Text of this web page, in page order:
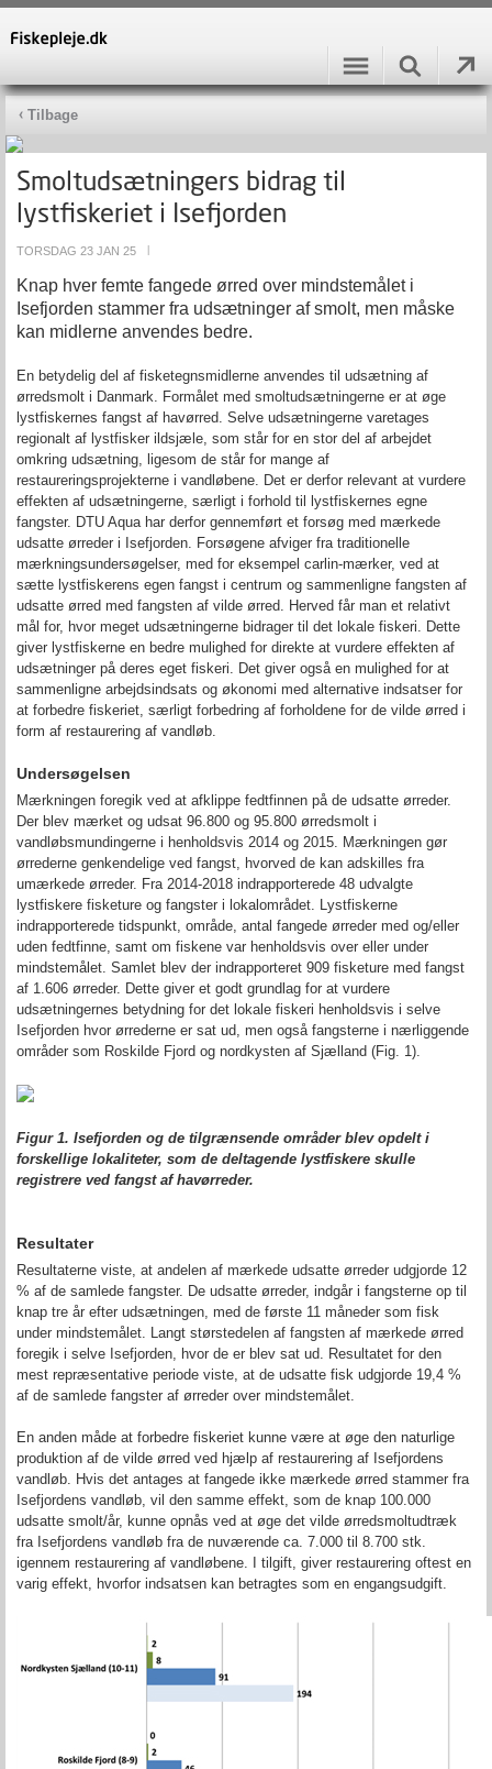
Tilbage
Smoltudsætningers bidrag til
lystfiskeriet i Isefjorden
TORSDAG 23 JAN 25
Knap hver femte fangede ørred over mindstemålet i
Isefjorden stammer fra udsætninger af smolt, men måske
kan midlerne anvendes bedre.
En betydelig del af fisketegnsmidlerne anvendes til udsætning af
ørredsmolt i Danmark. Formålet med smoltudsætningerne er at øge
lystfiskernes fangst af havørred. Selve udsætningerne varetages
regionalt af lystfisker ildsjæle, som står for en stor del af arbejdet
omkring udsætning, ligesom de står for mange af
restaureringsprojekterne i vandløbene. Det er derfor relevant at vurdere
effekten af udsætningerne, særligt i forhold til lystfiskernes egne
fangster. DTU Aqua har derfor gennemført et forsøg med mærkede
udsatte ørreder i Isefjorden. Forsøgene afviger fra traditionelle
mærkningsundersøgelser, med for eksempel carlin-mærker, ved at
sætte lystfiskerens egen fangst i centrum og sammenligne fangsten af
udsatte ørred med fangsten af vilde ørred. Herved får man et relativt
mål for, hvor meget udsætningerne bidrager til det lokale fiskeri. Dette
giver lystfiskerne en bedre mulighed for direkte at vurdere effekten af
udsætninger på deres eget fiskeri. Det giver også en mulighed for at
sammenligne arbejdsindsats og økonomi med alternative indsatser for
at forbedre fiskeriet, særligt forbedring af forholdene for de vilde ørred i
form af restaurering af vandløb.
Undersøgelsen
Mærkningen foregik ved at afklippe fedtfinnen på de udsatte ørreder.
Der blev mærket og udsat 96.800 og 95.800 ørredsmolt i
vandløbsmundingerne i henholdsvis 2014 og 2015. Mærkningen gør
ørrederne genkendelige ved fangst, hvorved de kan adskilles fra
umærkede ørreder. Fra 2014-2018 indrapporterede 48 udvalgte
lystfiskere fisketure og fangster i lokalområdet. Lystfiskerne
indrapporterede tidspunkt, område, antal fangede ørreder med og/eller
uden fedtfinne, samt om fiskene var henholdsvis over eller under
mindstemålet. Samlet blev der indrapporteret 909 fisketure med fangst
af 1.606 ørreder. Dette giver et godt grundlag for at vurdere
udsætningernes betydning for det lokale fiskeri henholdsvis i selve
Isefjorden hvor ørrederne er sat ud, men også fangsterne i nærliggende
områder som Roskilde Fjord og nordkysten af Sjælland (Fig. 1).
Figur 1. Isefjorden og de tilgrænsende områder blev opdelt i
forskellige lokaliteter, som de deltagende lystfiskere skulle
registrere ved fangst af havørreder.
Resultater
Resultaterne viste, at andelen af mærkede udsatte ørreder udgjorde 12
% af de samlede fangster. De udsatte ørreder, indgår i fangsterne op til
knap tre år efter udsætningen, med de første 11 måneder som fisk
under mindstemålet. Langt størstedelen af fangsten af mærkede ørred
foregik i selve Isefjorden, hvor de er blev sat ud. Resultatet for den
mest repræsentative periode viste, at de udsatte fisk udgjorde 19,4 %
af de samlede fangster af ørreder over mindstemålet.
En anden måde at forbedre fiskeriet kunne være at øge den naturlige
produktion af de vilde ørred ved hjælp af restaurering af Isefjordens
vandløb. Hvis det antages at fangede ikke mærkede ørred stammer fra
Isefjordens vandløb, vil den samme effekt, som de knap 100.000
udsatte smolt/år, kunne opnås ved at øge det vilde ørredsmoltudtræk
fra Isefjordens vandløb fra de nuværende ca. 7.000 til 8.700 stk.
igennem restaurering af vandløbene. I tilgift, giver restaurering oftest en
varig effekt, hvorfor indsatsen kan betragtes som en engangsudgift.